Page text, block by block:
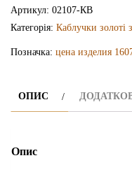
Артикул: 02107-КВ
Категорія: Каблучки золоті
Позначка: цена изделия
ОПИС
Опис